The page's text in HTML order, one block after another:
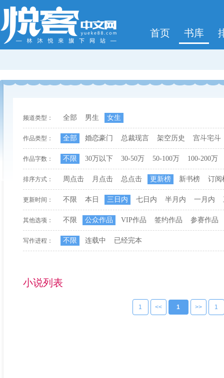
首页 书库
频道类型： 全部 男生 女生
作品类型： 全部 婚恋豪门 总裁现言 架空历史 宫斗宅斗
作品字数： 不限 30万以下 30-50万 50-100万 100-200万
排序方式： 周点击 月点击 总点击 更新榜 新书榜 订阅
更新时间： 不限 本日 三日内 七日内 半月内 一月内
其他选项： 不限 公众作品 VIP作品 签约作品 参赛作品
写作进程： 不限 连载中 已经完本
小说列表
1 << 1 >> 1